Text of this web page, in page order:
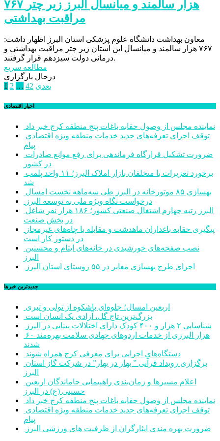
۷۶۷ هزار سالمند و میانسال البرز زیر چتر
مراقبت بهداشتی
معاون بهداشت دانشگاه علوم پزشکی استان البرز اظهار داشت:
۷۶۷ هزار سالمند و میانسال این استان زیر چتر مراقبت بهداشتی و
درمانی دولت سیزدهم قرار گرفتند.
مطالعه سریع
درحال بارگزاری
صفحه‌بندی
نوشته‌ها
1 2 … 42 بعدی
اخبار اقتصادی
نماینده مجلس از وصول حقابه باغات پنج منطقه کرج خبر داد
پیام
در کشور
شد
بهسازی ۸۵ موتورخانه در البرز طی سه‌ماهه نخست امسال
درخواست نگاه ویژه ملی به توسعه البرز
در بخش صنعت
در دستور کار است
البرز
اجرای طرح بهسازی معابر در ۵۵ روستای استان البرز
جديدترين خبرها
اربعین امسال؛ جلوه‌ای باشکوه از تولی و تبری
بزرگ‌ترین تاج گل، آزادی یک انسان است
شناسایی ۲ هزار و ۴۰۰ کودک دارای اختلالات بینایی در البرز
۶۰ هزار البرزی از خدمات اردوهای جهادی سلامت بهره‌مند
شدند
دستگاه‌های اجرایی برای معرفی کرج همراه شوند
البرز
حسینی (ع) در البرز
نماینده مجلس از وصول حقابه باغات پنج منطقه کرج خبر داد
پیام
ضرورت بهره مندی ایثارگران از ظرفیت های ورزشی البرز